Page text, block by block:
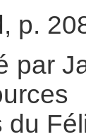
p.
par
du